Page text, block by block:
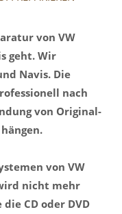
von VW
geht. Wir
Navis. Die
nach
von Original-
von VW
nicht mehr
CD oder DVD